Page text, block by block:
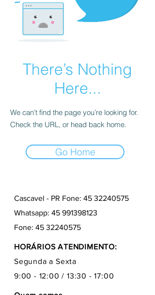
There’s Nothing
Here...
We can’t find the page you’re looking for.
Check the URL, or head back home.
Go Home
Cascavel - PR Fone: 45 32240575
Whatsapp: 45 991398123
Fone: 45 32240575
HORÁRIOS ATENDIMENTO:
Segunda a Sexta
9:00 - 12:00 / 13:30 - 17:00